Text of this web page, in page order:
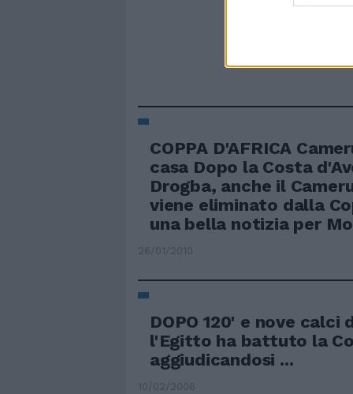
COPPA D'AFRICA
casa Dopo la Costa
Drogba, anche il
viene eliminato dalla
una bella notizia per
26/01/2010
DOPO 120' e nove calci
l'Egitto ha battuto la
aggiudicandosi ...
10/02/2006